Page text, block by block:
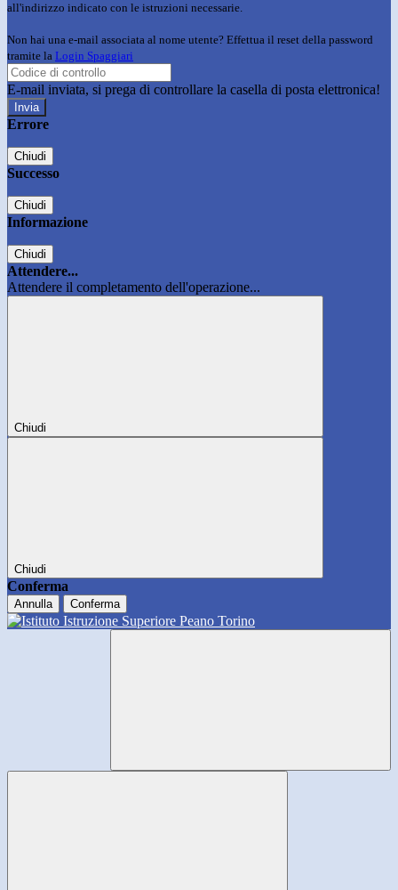
all'indirizzo indicato con le istruzioni necessarie.
Non hai una e-mail associata al nome utente? Effettua il reset della password
tramite la Login Spaggiari
E-mail inviata, si prega di controllare la casella di posta elettronica!
Errore
Chiudi
Successo
Chiudi
Informazione
Chiudi
Attendere...
Attendere il completamento dell'operazione...
Chiudi
Chiudi
Conferma
Annulla Conferma